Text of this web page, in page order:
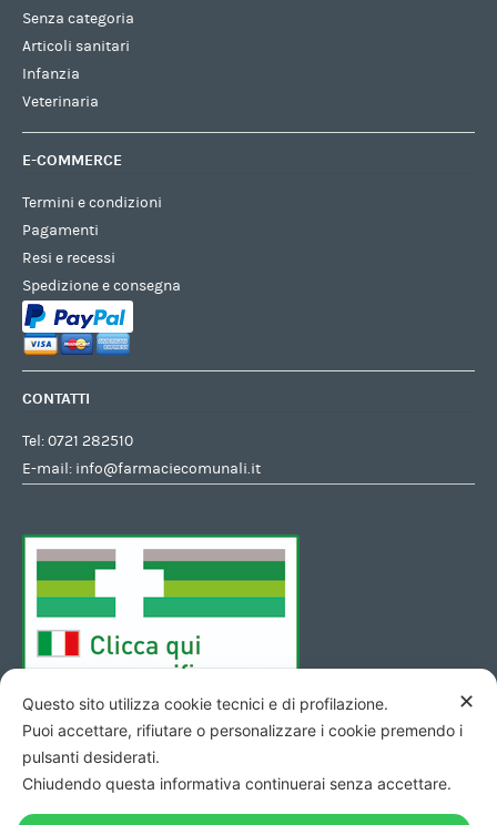
Senza categoria
Articoli sanitari
Infanzia
Veterinaria
E-COMMERCE
Termini e condizioni
Pagamenti
Resi e recessi
Spedizione e consegna
CONTATTI
Tel:0721 282510
E-mail: info@farmaciecomunali.it
✕
Questo sito utilizza cookie tecnici e di profilazione.
Puoi accettare, rifiutare o personalizzare i cookie premendo i
pulsanti desiderati.
Chiudendo questa informativa continuerai senza accettare.